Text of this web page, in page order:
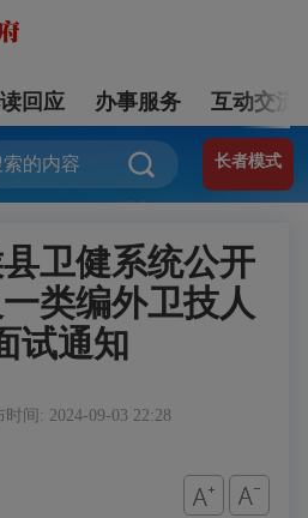
回应 办事服务 互动交流
长者模式
卫健系统公开
类编外卫技人
试通知
时间: 2024-09-03 22:28